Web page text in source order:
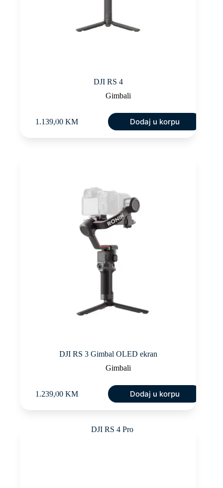
DJI RS 4
Gimbali
1.139,00 KM Dodaj u korpu
DJI RS 3 Gimbal OLED ekran
Gimbali
1.239,00 KM Dodaj u korpu